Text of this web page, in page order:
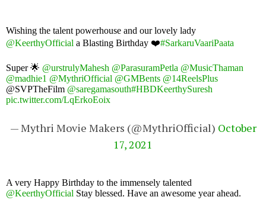
Wishing the talent powerhouse and our lovely lady
@KeerthyOfficial a Blasting Birthday ❤️#SarkaruVaariPaata
Super 🌟 @urstrulyMahesh @ParasuramPetla @MusicThaman
@madhie1 @MythriOfficial @GMBents @14ReelsPlus
@SVPTheFilm @saregamasouth#HBDKeerthySuresh
pic.twitter.com/LqErkoEoix
— Mythri Movie Makers (@MythriOfficial) October
17, 2021
A very Happy Birthday to the immensely talented
@KeerthyOfficial Stay blessed. Have an awesome year ahead.